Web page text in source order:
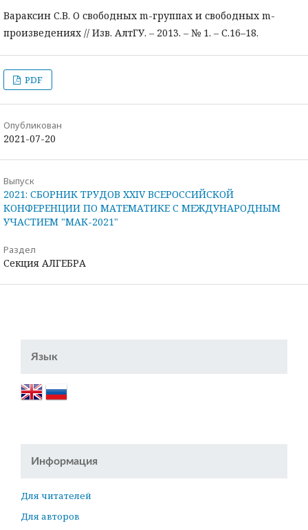
Вараксин С.В. О свободных m-группах и свободных m-
произведениях // Изв. АлтГУ. ‒ 2013. ‒ № 1. ‒ С.16–18.
PDF
Опубликован
2021-07-20
Выпуск
2021: СБОРНИК ТРУДОВ XXIV ВСЕРОССИЙСКОЙ
КОНФЕРЕНЦИИ ПО МАТЕМАТИКЕ С МЕЖДУНАРОДНЫМ
УЧАСТИЕМ "МАК-2021"
Раздел
Секция АЛГЕБРА
Язык
Информация
Для читателей
Для авторов